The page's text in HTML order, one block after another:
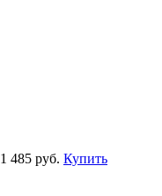
1 485 руб. Купить